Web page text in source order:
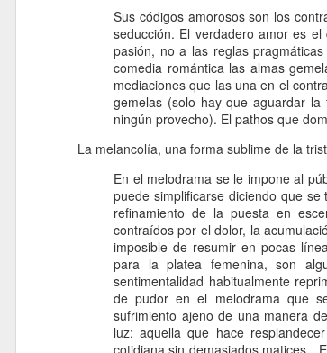
Sus códigos amorosos son los
seducción. El verdadero amor es
pasión, no a las reglas
comedia romántica las almas
mediaciones que las una en el
gemelas (solo hay que aguardar
ningún provecho). El pathos que
La melancolía, una forma sublime de la
En el melodrama se le impone al
puede simplificarse diciendo que
refinamiento de la puesta en
contraídos por el dolor, la
imposible de resumir en pocas
para la platea femenina, son
sentimentalidad habitualmente
de pudor en el melodrama que
sufrimiento ajeno de una manera
luz: aquella que hace
cotidiana sin demasiados
Retorno ilusionado a
Carmen Martín Gaite
Por Cecilia Sorrentino
“Una vuelve siempre a los viejos
sitios donde amó la vida”, canta
Chavela. Y aunque su amigo de
Úbeda la contradiga en otra
canción: “al lugar donde has sido
feliz no debieras tratar de volver”,
yo regreso a Nubosidad variable,
la novela de Carmen Martín Gaite,
Tiene algo de aventura. Quizás no
recupere aquel estado de
deslumbramiento pero también
podrían suscitarse otros nuevos.
Será un reencuentro con mis
JAN
13
Escribir contra
adversidad
Por Teresa
Cuando estudiaba en
preparando el examen
etnografía -el más
carrera-, hubo un día
fichas, fotocopias,
puchos y la Olivetti
celeste, me dije:
quiero hacer toda la
Mientras estaba
escribiendo en
en mi habitación, las
pasaban. Me veo tal
estuviera viviéndolo
13
Damiselas Nº 1,
Allá por las
edición de
Lo primero que hay que
ni una damita (dicho
saber diferenciar un